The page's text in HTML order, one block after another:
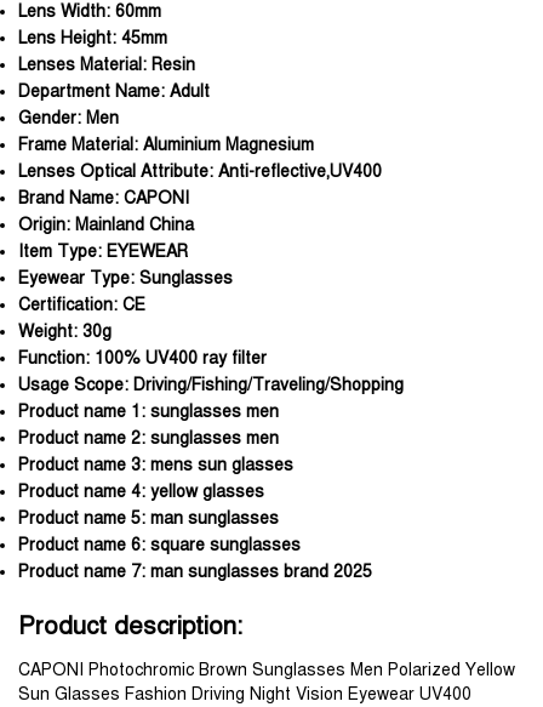
Lens Width: 60mm
Lens Height: 45mm
Lenses Material: Resin
Department Name: Adult
Gender: Men
Frame Material: Aluminium Magnesium
Lenses Optical Attribute: Anti-reflective,UV400
Brand Name: CAPONI
Origin: Mainland China
Item Type: EYEWEAR
Eyewear Type: Sunglasses
Certification: CE
Weight: 30g
Function: 100% UV400 ray filter
Usage Scope: Driving/Fishing/Traveling/Shopping
Product name 1: sunglasses men
Product name 2: sunglasses men
Product name 3: mens sun glasses
Product name 4: yellow glasses
Product name 5: man sunglasses
Product name 6: square sunglasses
Product name 7: man sunglasses brand 2025
Product description:
CAPONI Photochromic Brown Sunglasses Men Polarized Yellow
Sun Glasses Fashion Driving Night Vision Eyewear UV400